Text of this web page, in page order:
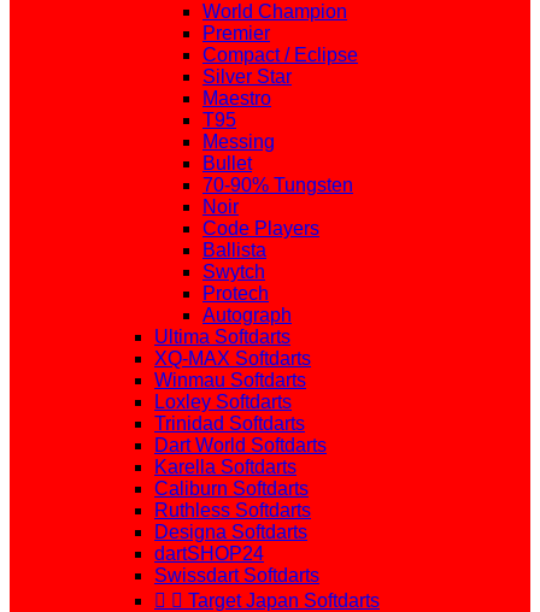
World Champion
Premier
Compact / Eclipse
Silver Star
Maestro
T95
Messing
Bullet
70-90% Tungsten
Noir
Code Players
Ballista
Swytch
Protech
Autograph
Ultima Softdarts
XQ-MAX Softdarts
Winmau Softdarts
Loxley Softdarts
Trinidad Softdarts
Dart World Softdarts
Karella Softdarts
Caliburn Softdarts
Ruthless Softdarts
Designa Softdarts
dartSHOP24
Swissdart Softdarts
  Target Japan Softdarts